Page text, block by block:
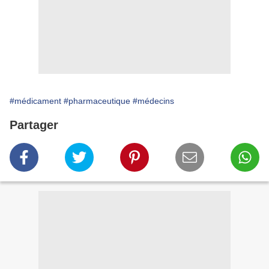
#médicament #pharmaceutique #médecins
Partager